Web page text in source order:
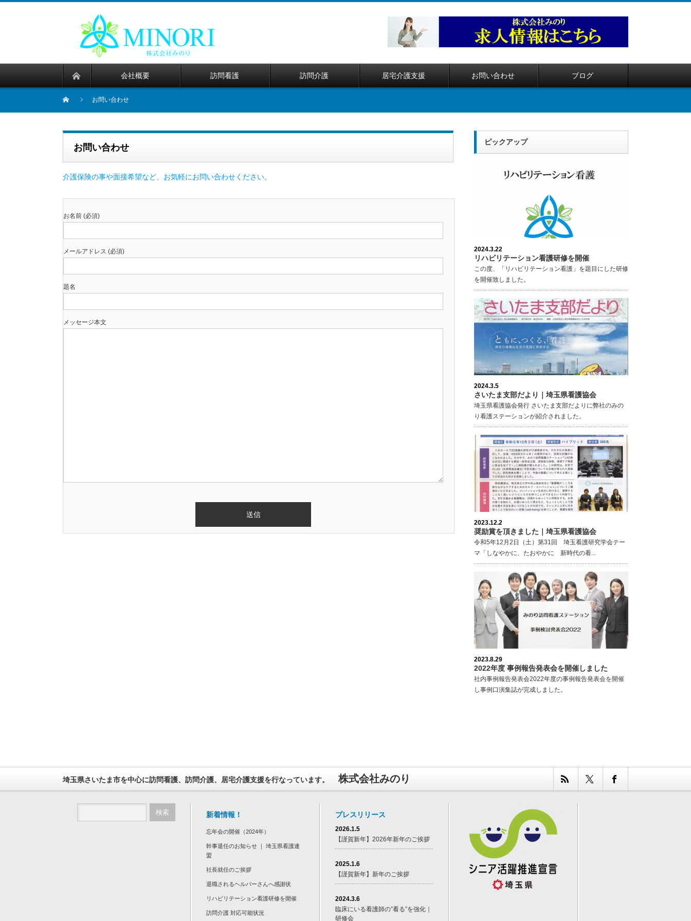
会社概要 訪問看護 訪問介護 居宅介護支援 お問い合わせ ブログ
お問い合わせ
お問い合わせ
介護保険の事や面接希望など、お気軽にお問い合わせください。
お名前 (必須)
メールアドレス (必須)
題名
メッセージ本文
ピックアップ
2024.3.22
リハビリテーション看護研修を開催
この度、「リハビリテーション看護」を題目にした研修
を開催致しました。
2024.3.5
さいたま支部だより｜埼玉県看護協会
埼玉県看護協会発行 さいたま支部だよりに弊社のみの
り看護ステーションが紹介されました。
2023.12.2
奨励賞を頂きました｜埼玉県看護協会
令和5年12月2日（土）第31回 埼玉看護研究学会テー
マ「しなやかに、たおやかに 新時代の看...
2023.8.29
2022年度 事例報告発表会を開催しました
社内事例報告発表会2022年度の事例報告発表会を開催
し事例口演集誌が完成しました。
埼玉県さいたま市を中心に訪問看護、訪問介護、居宅介護支援を行なっています。 株式会社みのり
新着情報！
忘年会の開催（2024年）
幹事退任のお知らせ ｜ 埼玉県看護連
盟
社長就任のご挨拶
退職されるヘルパーさんへ感謝状
リハビリテーション看護研修を開催
訪問介護 対応可能状況
プレスリリース
2026.1.5
【謹賀新年】2026年新年のご挨拶
2025.1.6
【謹賀新年】新年のご挨拶
2024.3.6
臨床にいる看護師の”看る”を強化｜
研修会